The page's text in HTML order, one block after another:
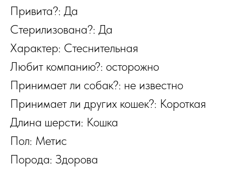
Привита?: Да
Стерилизована?: Да
Характер: Стеснительная
Любит компанию?: осторожно
Принимает ли собак?: не известно
Принимает ли других кошек?: Короткая
Длина шерсти: Кошка
Пол: Метис
Порода: Здорова